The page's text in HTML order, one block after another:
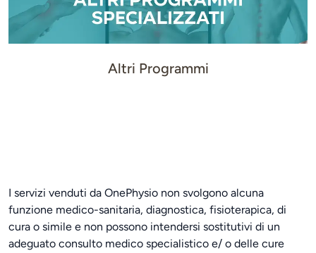
Altri Programmi
I servizi venduti da OnePhysio non svolgono alcuna
funzione medico-sanitaria, diagnostica, fisioterapica, di
cura o simile e non possono intendersi sostitutivi di un
adeguato consulto medico specialistico e/ o delle cure